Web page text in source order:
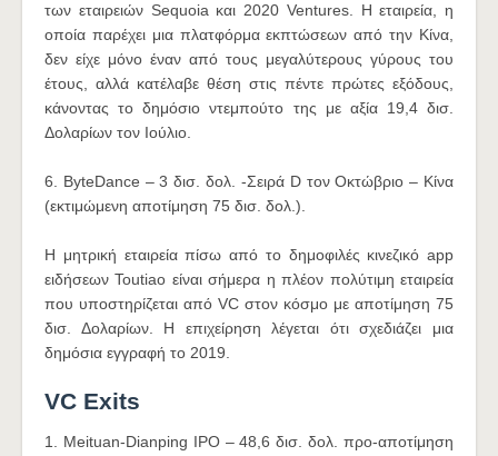
των εταιρειών Sequoia και 2020 Ventures. Η εταιρεία, η
οποία παρέχει μια πλατφόρμα εκπτώσεων από την Κίνα,
δεν είχε μόνο έναν από τους μεγαλύτερους γύρους του
έτους, αλλά κατέλαβε θέση στις πέντε πρώτες εξόδους,
κάνοντας το δημόσιο ντεμπούτο της με αξία 19,4 δισ.
Δολαρίων τον Ιούλιο.
6. ByteDance – 3 δισ. δολ. -Σειρά D τον Οκτώβριο – Κίνα
(εκτιμώμενη αποτίμηση 75 δισ. δολ.).
Η μητρική εταιρεία πίσω από το δημοφιλές κινεζικό app
ειδήσεων Toutiao είναι σήμερα η πλέον πολύτιμη εταιρεία
που υποστηρίζεται από VC στον κόσμο με αποτίμηση 75
δισ. Δολαρίων. Η επιχείρηση λέγεται ότι σχεδιάζει μια
δημόσια εγγραφή το 2019.
VC Exits
1. Meituan-Dianping IPO – 48,6 δισ. δολ. προ-αποτίμηση